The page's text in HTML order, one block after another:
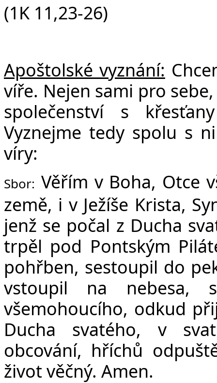
(1K 11,23-26)
Apoštolské vyznání:
víře. Nejen sami pro
společenství s
Vyznejme tedy spolu s
víry:
Sbor: Věřím v Boha, Otce
země, i v Ježíše Krista,
jenž se počal z Ducha
trpěl pod Pontským
pohřben, sestoupil do
vstoupil na nebesa,
všemohoucího, odkud
Ducha svatého, v
obcování, hříchů
život věčný. Amen.